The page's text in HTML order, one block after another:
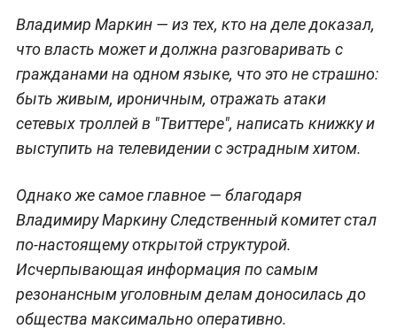
Владимир Маркин — из тех, кто на деле доказал,
что власть может и должна разговаривать с
гражданами на одном языке, что это не страшно:
быть живым, ироничным, отражать атаки
сетевых троллей в "Твиттере", написать книжку и
выступить на телевидении с эстрадным хитом.
Однако же самое главное — благодаря
Владимиру Маркину Следственный комитет стал
по-настоящему открытой структурой.
Исчерпывающая информация по самым
резонансным уголовным делам доносилась до
общества максимально оперативно.